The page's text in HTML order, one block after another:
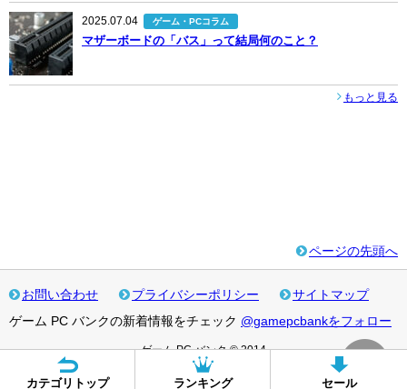
2025.07.04 ゲーム・PCコラム
マザーボードの「バス」って結局何のこと？
もっと見る
ページの先頭へ
お問い合わせ プライバシーポリシー
サイトマップ
ゲーム PC バンクの新着情報をチェック @gamepcbankをフォロー
ゲーム PC バンク © 2014
カテゴリトップ ランキング セール